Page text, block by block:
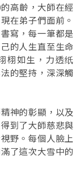
高齡，大師在經
在弟子們面前。
寫，每一筆都是
的人生直至生命
栩如生，力透纸
的堅持，深深觸
神的彰顯，以及
到了大師慈悲與
野。每個人臉上
了這次大雪中的